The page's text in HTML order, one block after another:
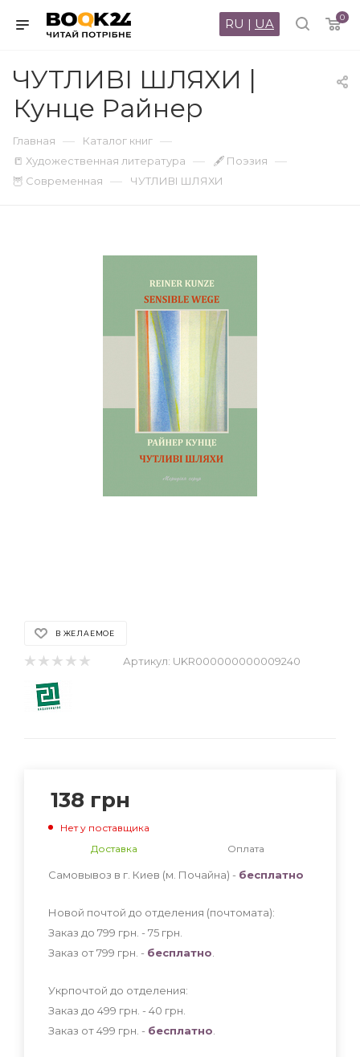
0
RU | UA
ЧУТЛИВІ ШЛЯХИ |
Кунце Райнер
Главная — Каталог книг —
📒 Художественная литература — 🖋 Поэзия —
🦉 Современная — ЧУТЛИВІ ШЛЯХИ
В ЖЕЛАЕМОЕ
Артикул: UKR000000000009240
138 грн
Нет у поставщика
Доставка
Оплата
Самовывоз в г. Киев (м. Почайна) - бесплатно
Новой почтой до отделения (почтомата):
Заказ до 799 грн. - 75 грн
Заказ от 799 грн. - бесплатно
Укрпочтой до отделения:
Заказ до 499 грн. - 40 грн
Заказ от 499 грн. - бесплатно